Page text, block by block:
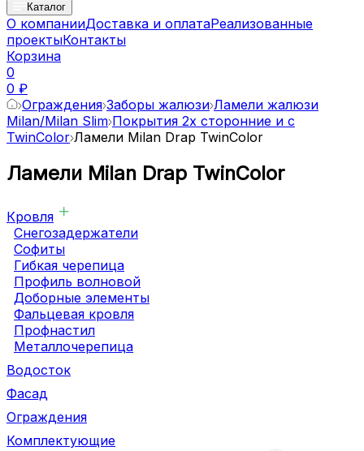
Каталог
О компанииДоставка и оплатаРеализованные
проектыКонтакты
Корзина
0
0 ₽
Ограждения Заборы жалюзи Ламели жалюзи
Milan/Milan Slim Покрытия 2х сторонние и с
TwinColor Ламели Milan Drap TwinColor
Ламели Milan Drap TwinColor
Кровля
Снегозадержатели
Софиты
Гибкая черепица
Профиль волновой
Доборные элементы
Фальцевая кровля
Профнастил
Металлочерепица
Водосток
Фасад
Ограждения
Комплектующие